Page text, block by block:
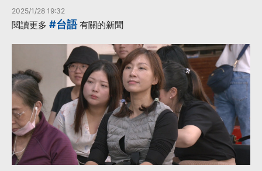
2025/1/28 19:32
閱讀更多 #台語有關的新聞